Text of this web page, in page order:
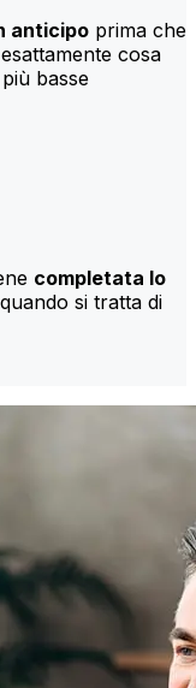
anticipo prima che
cosa
basse
completata lo
si tratta di